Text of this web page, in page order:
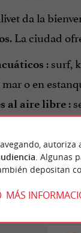
da la
. La ciudad
: surf,
o en
al aire libre:
: tenis,
autoriza
. Algunas
depositan
MÁS